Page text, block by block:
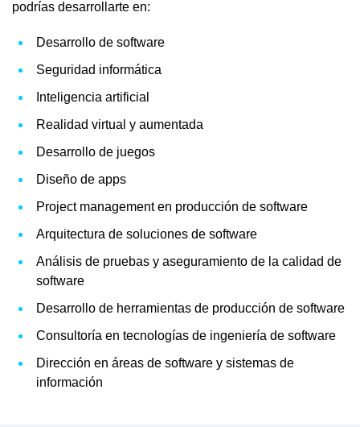
podrías desarrollarte en:
Desarrollo de software
Seguridad informática
Inteligencia artificial
Realidad virtual y aumentada
Desarrollo de juegos
Diseño de apps
Project management en producción de software
Arquitectura de soluciones de software
Análisis de pruebas y aseguramiento de la calidad de
software
Desarrollo de herramientas de producción de software
Consultoría en tecnologías de ingeniería de software
Dirección en áreas de software y sistemas de
información